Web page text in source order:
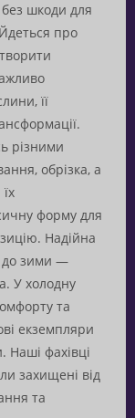
шкоди для
про
її
різними
обрізка, а
форму для
Надійна
до зими —
У холодну
та
екземпляри
Наші фахівці
захищені від
та